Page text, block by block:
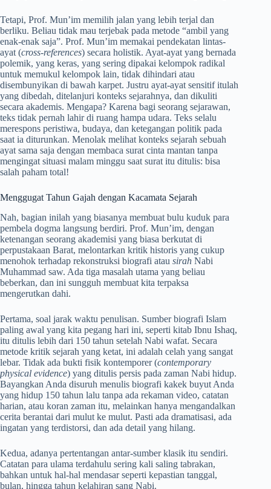
Tetapi, Prof. Mun’im memilih jalan yang lebih terjal dan
berliku. Beliau tidak mau terjebak pada metode “ambil yang
enak-enak saja”. Prof. Mun’im memakai pendekatan lintas-
ayat (cross-references) secara holistik. Ayat-ayat yang bernada
polemik, yang keras, yang sering dipakai kelompok radikal
untuk memukul kelompok lain, tidak dihindari atau
disembunyikan di bawah karpet. Justru ayat-ayat sensitif itulah
yang dibedah, ditelanjuri konteks sejarahnya, dan dikuliti
secara akademis. Mengapa? Karena bagi seorang sejarawan,
teks tidak pernah lahir di ruang hampa udara. Teks selalu
merespons peristiwa, budaya, dan ketegangan politik pada
saat ia diturunkan. Menolak melihat konteks sejarah sebuah
ayat sama saja dengan membaca surat cinta mantan tanpa
mengingat situasi malam minggu saat surat itu ditulis: bisa
salah paham total!
Menggugat Tahun Gajah dengan Kacamata Sejarah
Nah, bagian inilah yang biasanya membuat bulu kuduk para
pembela dogma langsung berdiri. Prof. Mun’im, dengan
ketenangan seorang akademisi yang biasa berkutat di
perpustakaan Barat, melontarkan kritik historis yang cukup
menohok terhadap rekonstruksi biografi atau sirah Nabi
Muhammad saw. Ada tiga masalah utama yang beliau
beberkan, dan ini sungguh membuat kita terpaksa
mengerutkan dahi.
Pertama, soal jarak waktu penulisan. Sumber biografi Islam
paling awal yang kita pegang hari ini, seperti kitab Ibnu Ishaq,
itu ditulis lebih dari 150 tahun setelah Nabi wafat. Secara
metode kritik sejarah yang ketat, ini adalah celah yang sangat
lebar. Tidak ada bukti fisik kontemporer (contemporary
physical evidence) yang ditulis persis pada zaman Nabi hidup.
Bayangkan Anda disuruh menulis biografi kakek buyut Anda
yang hidup 150 tahun lalu tanpa ada rekaman video, catatan
harian, atau koran zaman itu, melainkan hanya mengandalkan
cerita berantai dari mulut ke mulut. Pasti ada dramatisasi, ada
ingatan yang terdistorsi, dan ada detail yang hilang.
Kedua, adanya pertentangan antar-sumber klasik itu sendiri.
Catatan para ulama terdahulu sering kali saling tabrakan,
bahkan untuk hal-hal mendasar seperti kepastian tanggal,
bulan, hingga tahun kelahiran sang Nabi.